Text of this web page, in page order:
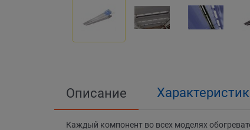
Описание
Каждый компонент во всех моделях